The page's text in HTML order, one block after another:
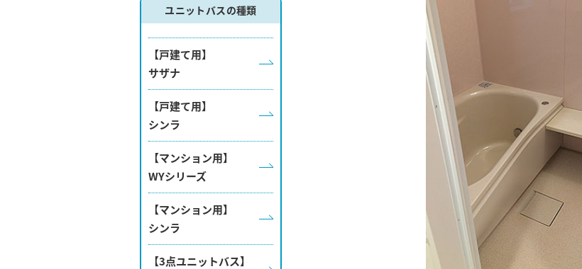
ユニットバスの種類
【戸建て用】
サザナ
【戸建て用】
シンラ
【マンション用】
WYシリーズ
【マンション用】
シンラ
【3点ユニットバス】